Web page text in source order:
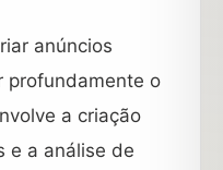
anúncios
profundamente o
a criação
e a análise de